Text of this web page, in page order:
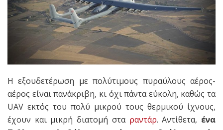
Η εξουδετέρωση με πολύτιμους πυραύλους αέρος-
αέρος είναι πανάκριβη, κι όχι πάντα εύκολη, καθώς τα
UAV εκτός του πολύ μικρού τους θερμικού ίχνους,
έχουν και μικρή διατομή στα ραντάρ. Αντίθετα, ένα